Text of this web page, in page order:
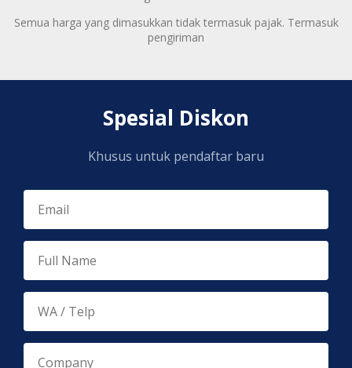
Semua harga yang dimasukkan tidak termasuk pajak. Termasuk
pengiriman
Spesial Diskon
Khusus untuk pendaftar baru